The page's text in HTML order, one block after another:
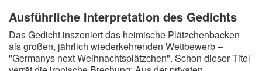
Ausführliche Interpretation des Gedichts
Das Gedicht inszeniert das heimische Plätzchenbacken
als großen, jährlich wiederkehrenden Wettbewerb –
"Germanys next Weihnachtsplätzchen". Schon dieser Titel